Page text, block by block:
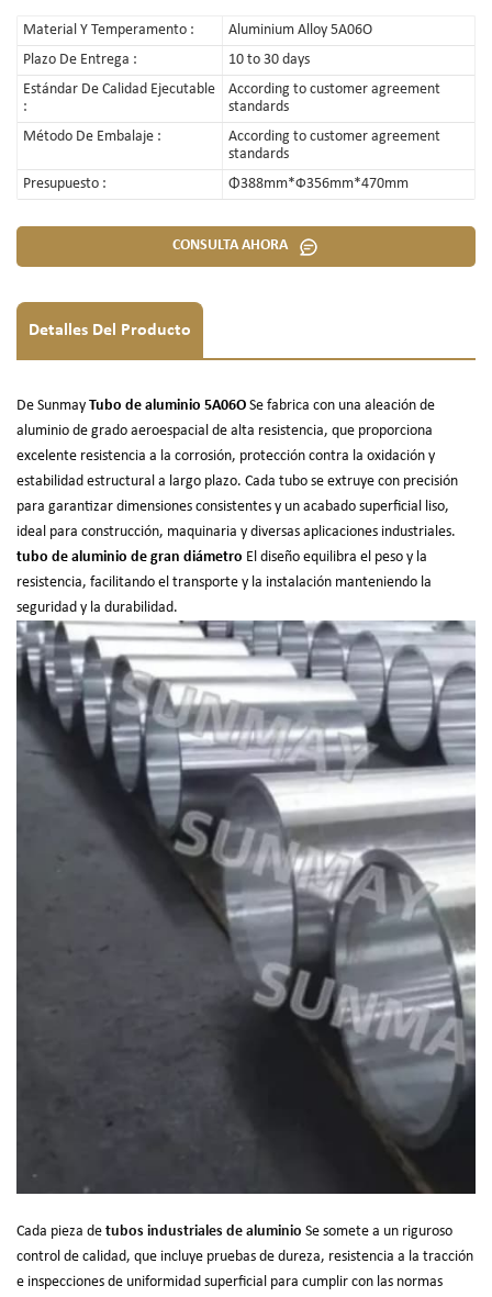
Material Y Temperamento :
Aluminium Alloy 5A06O
Plazo De Entrega :
10 to 30 days
Estándar De Calidad Ejecutable
:
According to customer agreement
standards
Método De Embalaje :
According to customer agreement
standards
Presupuesto :
Φ388mm*Ф356mm*470mm
CONSULTA AHORA
Detalles Del Producto
De Sunmay Tubo de aluminio 5A06O Se fabrica con una aleación de
aluminio de grado aeroespacial de alta resistencia, que proporciona
excelente resistencia a la corrosión, protección contra la oxidación y
estabilidad estructural a largo plazo. Cada tubo se extruye con precisión
para garantizar dimensiones consistentes y un acabado superficial liso,
ideal para construcción, maquinaria y diversas aplicaciones industriales.
tubo de aluminio de gran diámetro El diseño equilibra el peso y la
resistencia, facilitando el transporte y la instalación manteniendo la
seguridad y la durabilidad.
Cada pieza de tubos industriales de aluminio Se somete a un riguroso
control de calidad, que incluye pruebas de dureza, resistencia a la tracción
e inspecciones de uniformidad superficial para cumplir con las normas